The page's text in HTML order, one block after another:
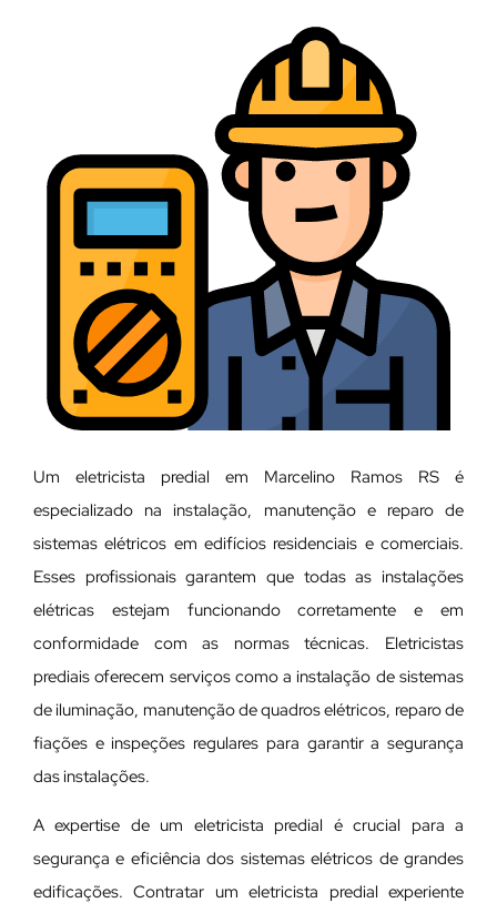
Um eletricista predial em Marcelino Ramos RS é
especializado na instalação, manutenção e reparo de
sistemas elétricos em edifícios residenciais e comerciais.
Esses profissionais garantem que todas as instalações
elétricas estejam funcionando corretamente e em
conformidade com as normas técnicas. Eletricistas
prediais oferecem serviços como a instalação de sistemas
de iluminação, manutenção de quadros elétricos, reparo de
fiações e inspeções regulares para garantir a segurança
das instalações.
A expertise de um eletricista predial é crucial para a
segurança e eficiência dos sistemas elétricos de grandes
edificações. Contratar um eletricista predial experiente